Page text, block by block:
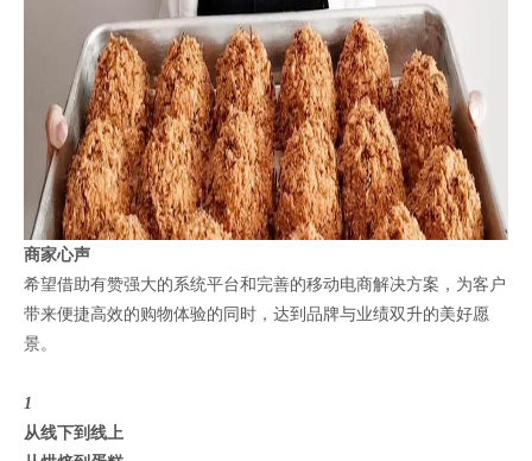
商家心声
希望借助有赞强大的系统平台和完善的移动电商解决方案，为客户
带来便捷高效的购物体验的同时，达到品牌与业绩双升的美好愿
景。
1
从线下到线上